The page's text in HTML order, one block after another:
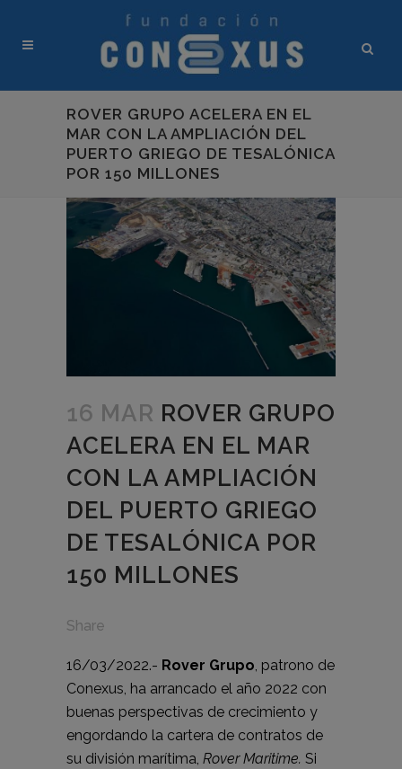
ROVER GRUPO ACELERA EN EL
MAR CON LA AMPLIACIÓN DEL
PUERTO GRIEGO DE TESALÓNICA
POR 150 MILLONES
16 MAR ROVER GRUPO
ACELERA EN EL MAR
CON LA AMPLIACIÓN
DEL PUERTO GRIEGO
DE TESALÓNICA POR
150 MILLONES
Share
16/03/2022.- Rover Grupo, patrono de
Conexus, ha arrancado el año 2022 con
buenas perspectivas de crecimiento y
engordando la cartera de contratos de
su división marítima, Rover Maritime. Si